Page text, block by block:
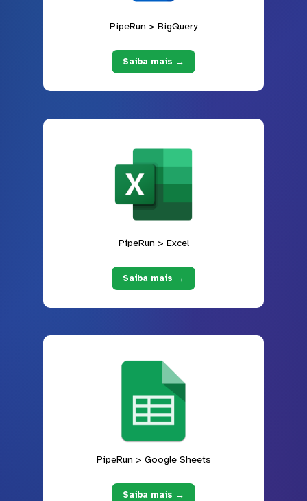
PipeRun > BigQuery
Saiba mais →
PipeRun > Excel
Saiba mais →
PipeRun > Google Sheets
Saiba mais →